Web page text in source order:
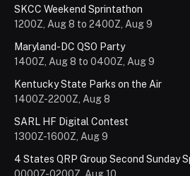
SKCC Weekend Sprintathon
1200Z, Aug 8 to 2400Z, Aug 9
Maryland-DC QSO Party
1400Z, Aug 8 to 0400Z, Aug 9
Kentucky State Parks on the Air
1400Z-2200Z, Aug 8
SARL HF Digital Contest
1300Z-1600Z, Aug 9
4 States QRP Group Second Sunday